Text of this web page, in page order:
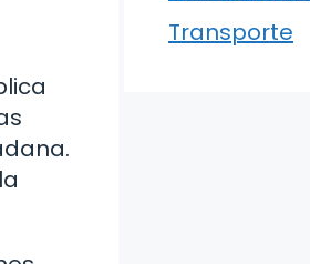
Transporte